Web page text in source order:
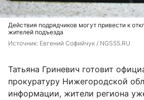
Действия подрядчиков могут привести к
жителей подъезда
Источник: Евгений Софийчук / NGS55.RU
Татьяна Гриневич готовит
прокуратуру Нижегородской
информации, жители региона